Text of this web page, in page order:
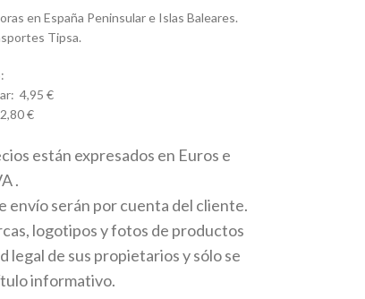
en España Peninsular e Islas Baleares.
Tipsa.
4,95 €
€
están expresados en Euros e
.
envío serán por cuenta del cliente.
logotipos y fotos de productos
legal de sus propietarios y sólo se
informativo.